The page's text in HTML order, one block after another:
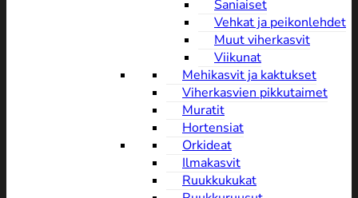
Saniaiset
Vehkat ja peikonlehdet
Muut viherkasvit
Viikunat
Mehikasvit ja kaktukset
Viherkasvien pikkutaimet
Muratit
Hortensiat
Orkideat
Ilmakasvit
Ruukkukukat